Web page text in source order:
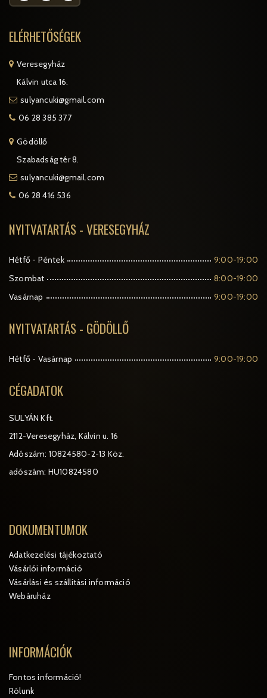
ELÉRHETŐSÉGEK
Veresegyház
Kálvin utca 16.
sulyancuki@gmail.com
06 28 385 377
Gödöllő
Szabadság tér 8.
sulyancuki@gmail.com
06 28 416 536
NYITVATARTÁS - VERESEGYHÁZ
Hétfő - Péntek
9:00-19:00
Szombat
8:00-19:00
Vasárnap
9:00-19:00
NYITVATARTÁS - GÖDÖLLŐ
Hétfő - Vasárnap 9:00-19:00
CÉGADATOK
SULYÁN Kft.
2112-Veresegyház, Kálvin u. 16
Adószám: 10824580-2-13 Köz.
adószám: HU10824580
DOKUMENTUMOK
Adatkezelési tájékoztató
Vásárlói információ
Vásárlási és szállítási információ
Webáruház
INFORMÁCIÓK
Fontos információ!
Rólunk